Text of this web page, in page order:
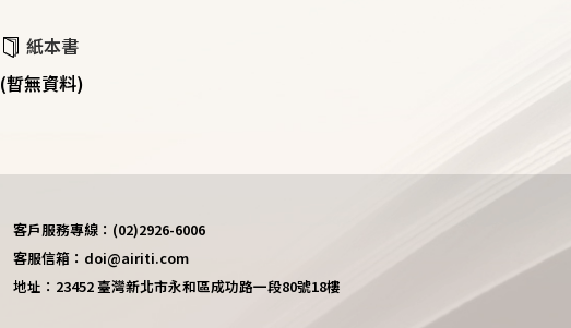
紙本書
(暫無資料)
客戶服務專線：(02)2926-6006
客服信箱：doi@airiti.com
地址：23452 臺灣新北市永和區成功路一段80號18樓